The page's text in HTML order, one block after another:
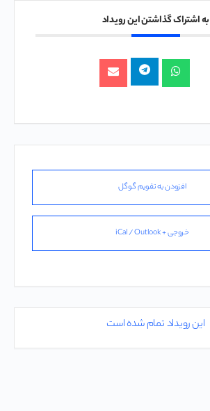
به اشتراک گذاشتن این رویداد
افزودن به تقویم گوگل
خروجی + iCal / Outlook
این رویداد تمام شده است